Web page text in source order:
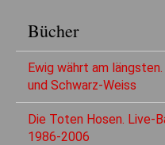
Bücher
Ewig währt am
und Schwarz-Weiss
Die Toten Hosen. Live-
1986-2006